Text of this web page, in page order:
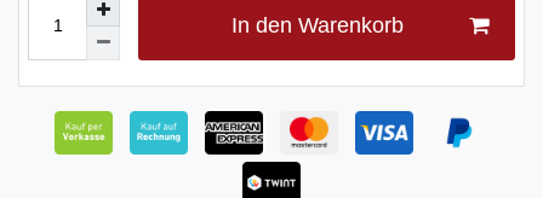
In den Warenkorb